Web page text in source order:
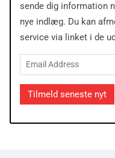
sende dig information
nye indlæg. Du kan
service via linket i de
Email
Address
Tilmeld seneste nyt